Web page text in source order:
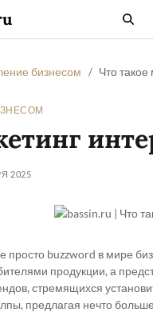
бизнесом Что такое
2025
просто buzzword в мире
продукции, а
стремящихся
предлагая нечто